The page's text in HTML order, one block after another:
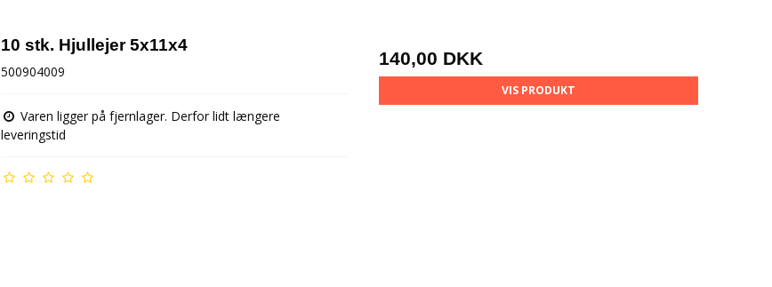
10 stk. Hjullejer 5x11x4
500904009
Varen ligger på fjernlager. Derfor lidt længere
leveringstid
140,00 DKK
VIS PRODUKT